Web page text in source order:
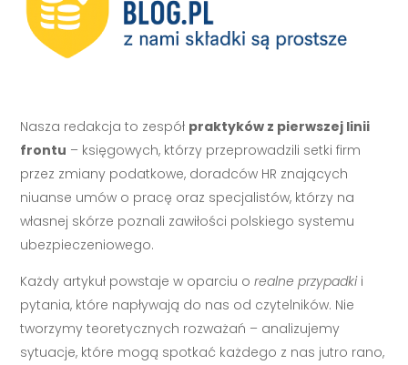
Nasza redakcja to zespół praktyków z pierwszej linii
frontu – księgowych, którzy przeprowadzili setki firm
przez zmiany podatkowe, doradców HR znających
niuanse umów o pracę oraz specjalistów, którzy na
własnej skórze poznali zawiłości polskiego systemu
ubezpieczeniowego.
Każdy artykuł powstaje w oparciu orealne przypadkii
pytania, które napływają do nas od czytelników. Nie
tworzymy teoretycznych rozważań – analizujemy
sytuacje, które mogą spotkać każdego z nas jutro rano,